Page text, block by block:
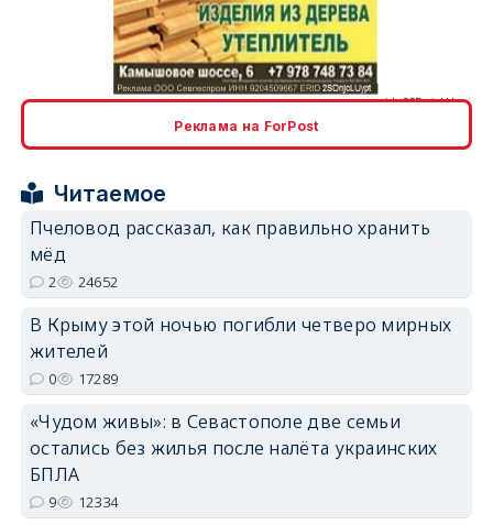
Реклама на ForPost
Читаемое
Пчеловод рассказал, как правильно хранить
мёд
2 24652
В Крыму этой ночью погибли четверо мирных
жителей
0 17289
«Чудом живы»: в Севастополе две семьи
остались без жилья после налёта украинских
БПЛА
9 12334